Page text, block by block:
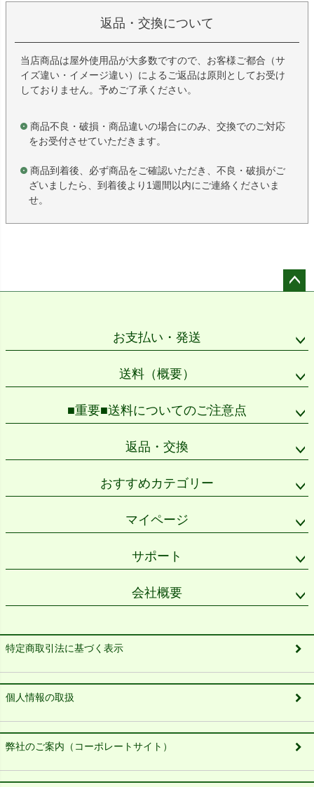
返品・交換について
当店商品は屋外使用品が大多数ですので、お客様ご都合（サ
イズ違い・イメージ違い）によるご返品は原則としてお受け
しておりません。予めご了承ください。
商品不良・破損・商品違いの場合にのみ、交換でのご対応
をお受付させていただきます。
商品到着後、必ず商品をご確認いただき、不良・破損がご
ざいましたら、到着後より1週間以内にご連絡くださいま
せ。
お支払い・発送
送料（概要）
■重要■送料についてのご注意点
返品・交換
おすすめカテゴリー
マイページ
サポート
会社概要
特定商取引法に基づく表示
個人情報の取扱
弊社のご案内（コーポレートサイト）